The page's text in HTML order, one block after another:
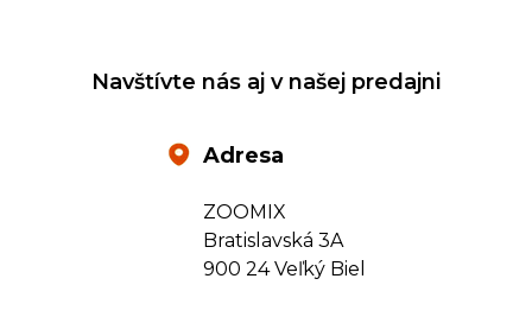
Navštívte nás aj v našej predajni
Adresa
ZOOMIX
Bratislavská 3A
900 24 Veľký Biel